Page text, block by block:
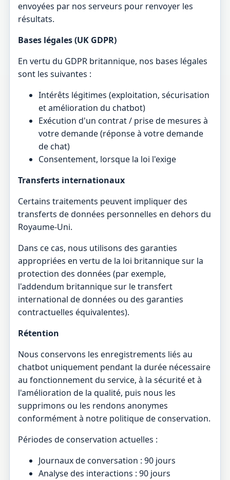
envoyées par nos serveurs pour renvoyer les
résultats.
Bases légales (UK GDPR)
En vertu du GDPR britannique, nos bases légales
sont les suivantes :
Intérêts légitimes (exploitation, sécurisation
et amélioration du chatbot)
Exécution d'un contrat / prise de mesures à
votre demande (réponse à votre demande
de chat)
Consentement, lorsque la loi l'exige
Transferts internationaux
Certains traitements peuvent impliquer des
transferts de données personnelles en dehors du
Royaume-Uni.
Dans ce cas, nous utilisons des garanties
appropriées en vertu de la loi britannique sur la
protection des données (par exemple,
l'addendum britannique sur le transfert
international de données ou des garanties
contractuelles équivalentes).
Rétention
Nous conservons les enregistrements liés au
chatbot uniquement pendant la durée nécessaire
au fonctionnement du service, à la sécurité et à
l'amélioration de la qualité, puis nous les
supprimons ou les rendons anonymes
conformément à notre politique de conservation.
Périodes de conservation actuelles :
Journaux de conversation : 90 jours
Analyse des interactions : 90 jours